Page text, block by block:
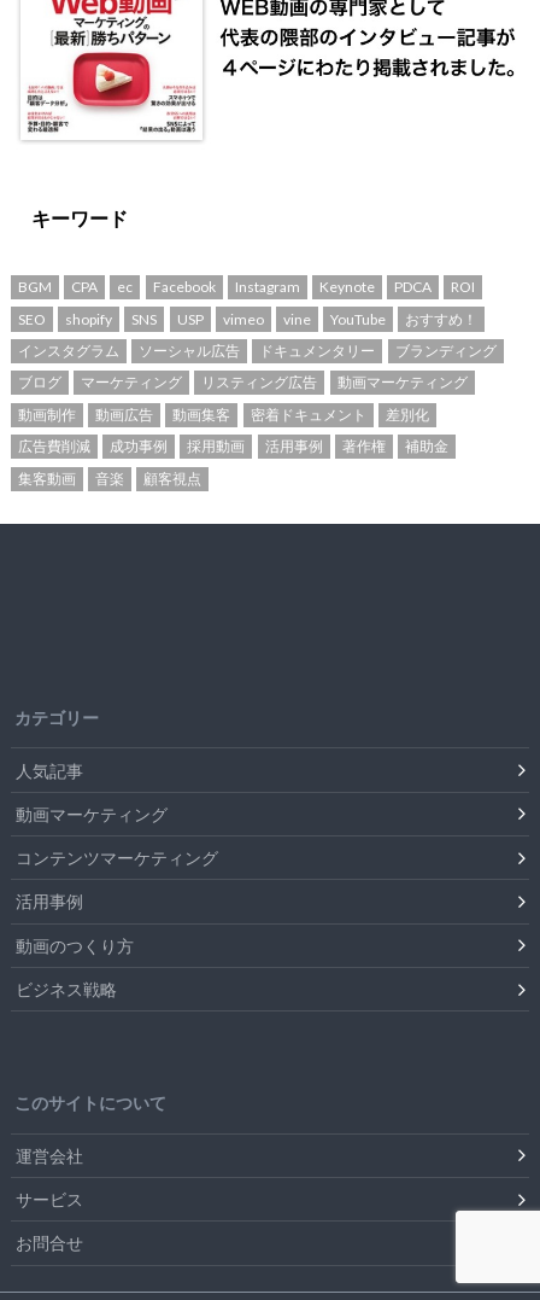
キーワード
BGM CPA ec Facebook Instagram Keynote PDCA
ROI
SEO
shopify SNS USP vimeo vine YouTube
おすすめ！
インスタグラム
ソーシャル広告 ドキュメンタリー
ブランディング
ブログ
マーケティング リスティング広告
動画マーケティング
動画制作
動画広告 動画集客 密着ドキュメント
差別化
広告費削減
成功事例 採用動画 活用事例 著作権
補助金
集客動画
音楽 顧客視点
カテゴリー
人気記事
動画マーケティング
コンテンツマーケティング
活用事例
動画のつくり方
ビジネス戦略
このサイトについて
運営会社
サービス
お問合せ